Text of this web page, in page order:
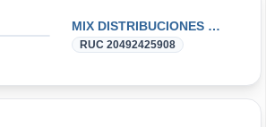
MIX DISTRIBUCIONES SAC
RUC 20492425908